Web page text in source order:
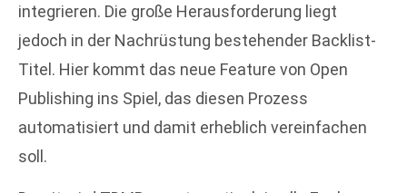
integrieren. Die große Herausforderung liegt
jedoch in der Nachrüstung bestehender Backlist-
Titel. Hier kommt das neue Feature von Open
Publishing ins Spiel, das diesen Prozess
automatisiert und damit erheblich vereinfachen
soll.